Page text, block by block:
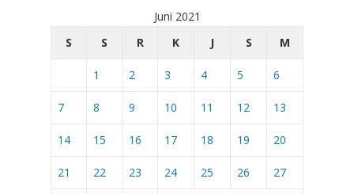
Juni 2021
S
S R K J S M
1 2 3 4 5 6
7 8 9 10 11 12 13
14 15 16 17 18 19 20
21 22 23 24 25 26 27